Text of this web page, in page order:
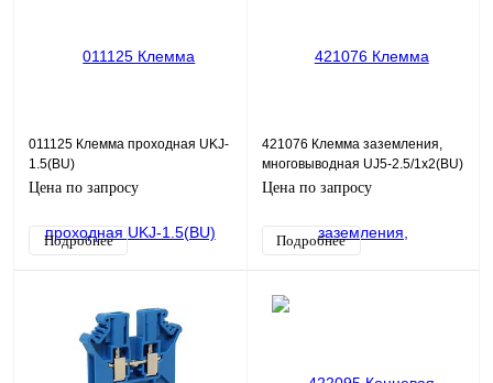
011125 Клемма проходная UKJ-
1.5(BU)
Цена по запросу
Подробнее
421076 Клемма заземления,
многовыводная UJ5-2.5/1x2(BU)
Цена по запросу
Подробнее